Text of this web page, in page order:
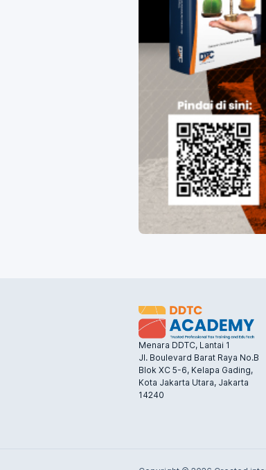
Menara DDTC, Lantai 1
Jl. Boulevard Barat Raya No.B
Blok XC 5-6, Kelapa Gading,
Kota Jakarta Utara, Jakarta
14240